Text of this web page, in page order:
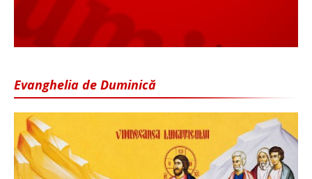
Evanghelia de Duminică